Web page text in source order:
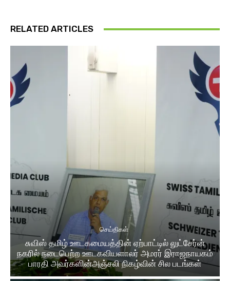
RELATED ARTICLES
செய்திகள்
சுவிஸ் தமிழ் ஊடகமையத்தின் ஏற்பாட்டில் லுட்சேர்ன்
நகரில் நடைபெற்ற ஊடகவியளாலர் அமரர் இராஜநாயகம்
பாரதி அவர்களின்அஞ்சலி நிகழ்வின் சில படங்கள்